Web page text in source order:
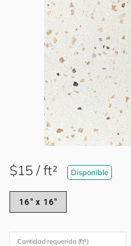
$15 / ft² Disponible
16" x 16"
Cantidad requerida (ft²)